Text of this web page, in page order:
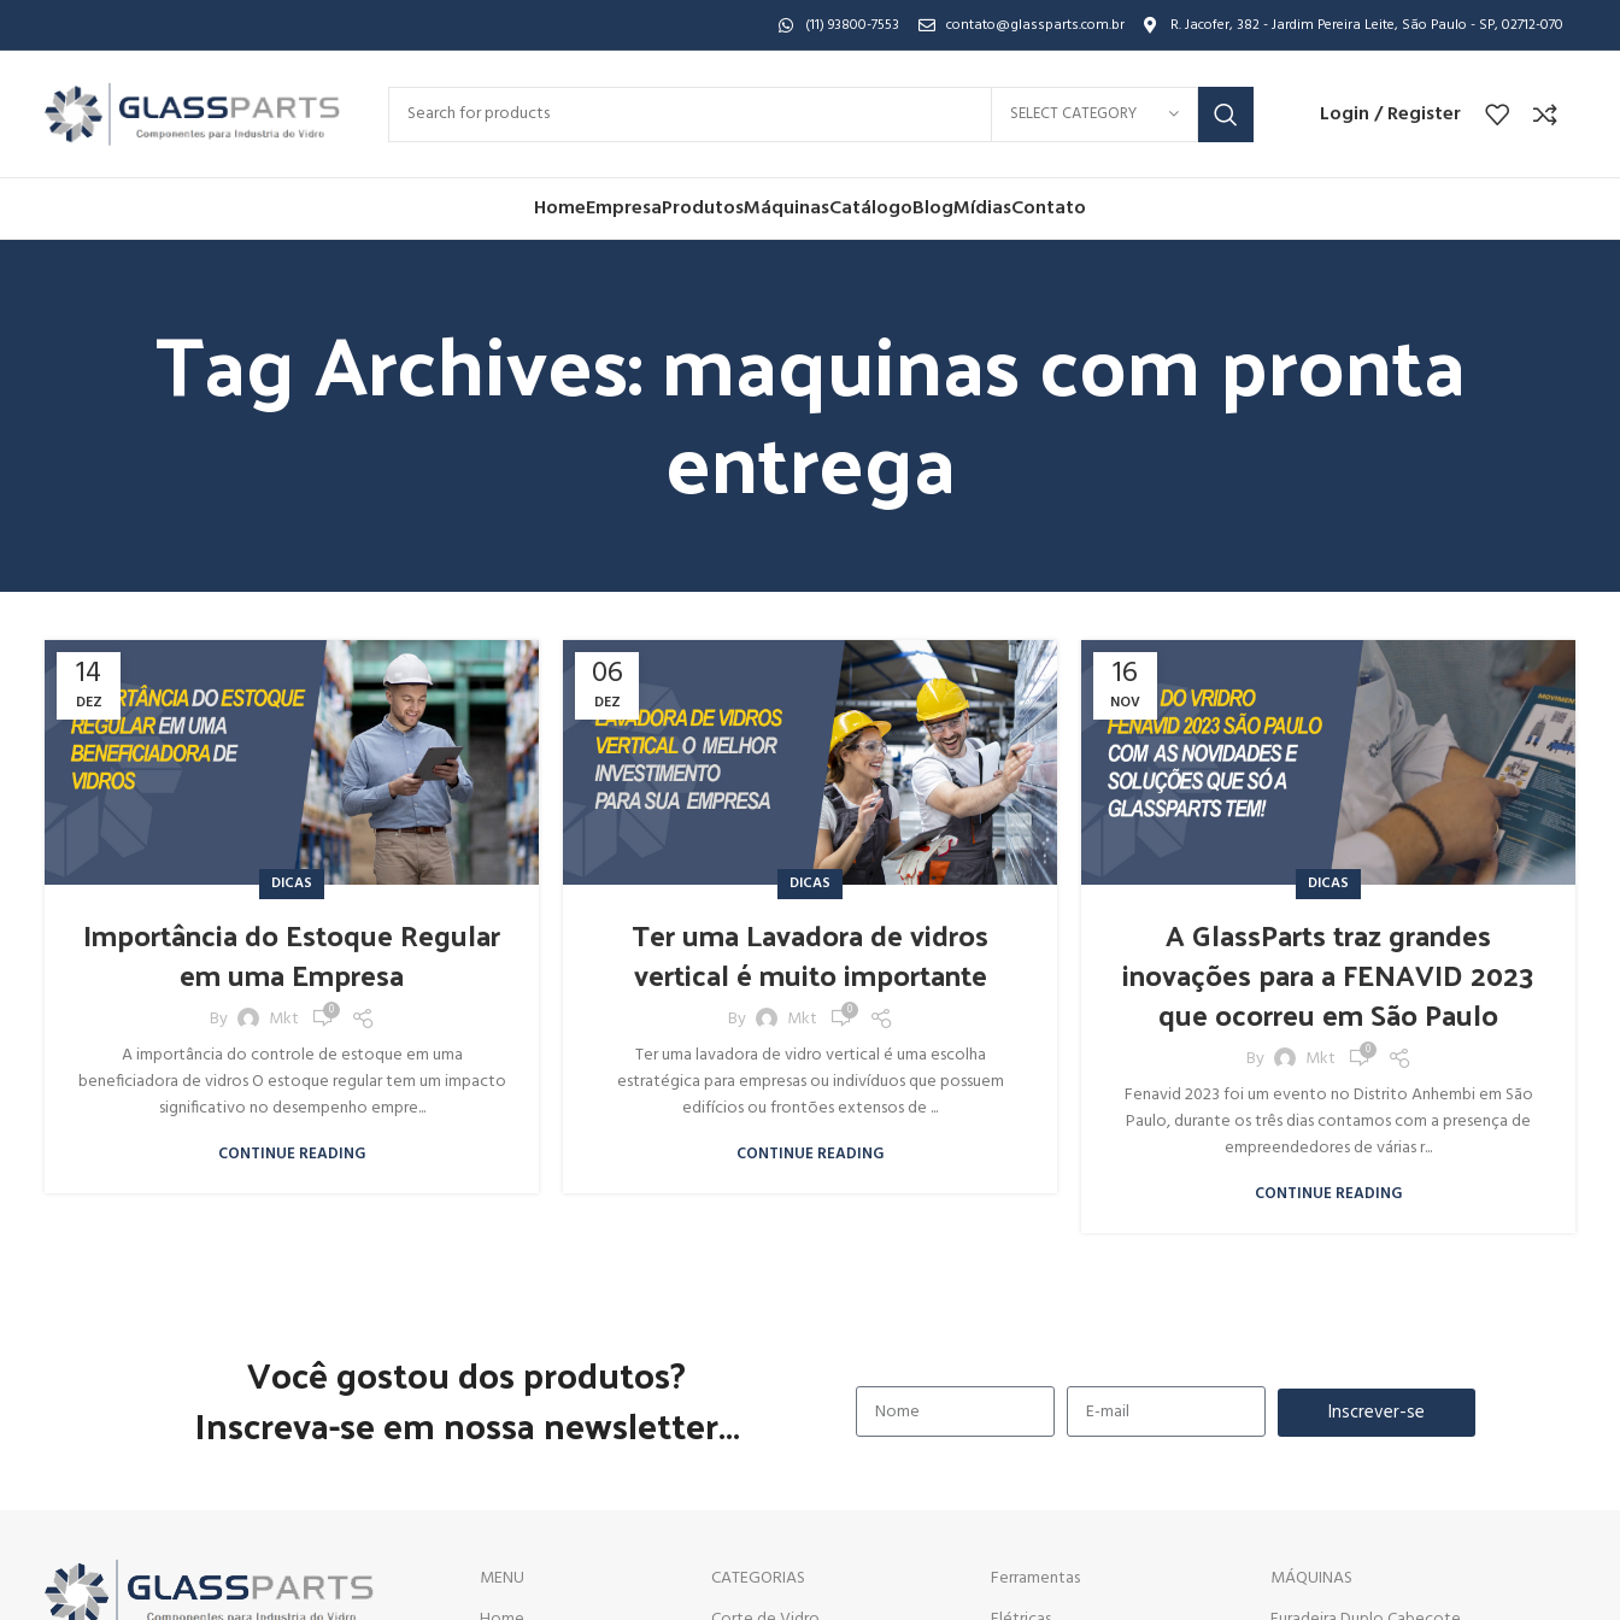
(11) 93800-7553 contato@glassparts.com.br R. Jacofer, 382 - Jardim Pereira Leite, São Paulo - SP, 02712-070
SELECT CATEGORY Login / Register
HomeEmpresaProdutosMáquinasCatálogoBlogMídiasContato
Tag Archives: maquinas com pronta
entrega
14
DEZ
DICAS
Importância do Estoque Regular
em uma Empresa
By Mkt 0
A importância do controle de estoque em uma
beneficiadora de vidros O estoque regular tem um impacto
significativo no desempenho empre...
CONTINUE READING
06
DEZ
DICAS
Ter uma Lavadora de vidros
vertical é muito importante
By Mkt 0
Ter uma lavadora de vidro vertical é uma escolha
estratégica para empresas ou indivíduos que possuem
edifícios ou frontões extensos de ...
CONTINUE READING
16
NOV
DICAS
A GlassParts traz grandes
inovações para a FENAVID 2023
que ocorreu em São Paulo
By Mkt 0
Fenavid 2023 foi um evento no Distrito Anhembi em São
Paulo, durante os três dias contamos com a presença de
empreendedores de várias r...
CONTINUE READING
Você gostou dos produtos?
Inscreva-se em nossa newsletter... Inscrever-se
MENU
CATEGORIAS
Ferramentas
MÁQUINAS